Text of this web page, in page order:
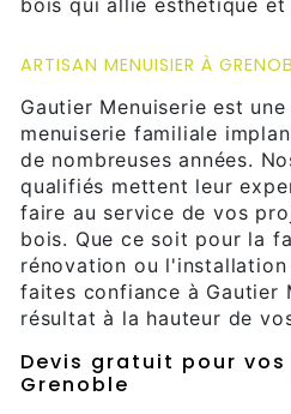
bois qui allie esthétique et
ARTISAN MENUISIER À
Gautier Menuiserie est
menuiserie familiale
de nombreuses années.
qualifiés mettent leur
faire au service de vos
bois. Que ce soit pour la
rénovation ou
faites confiance à Gautier
résultat à la hauteur de
Devis gratuit pour
Grenoble